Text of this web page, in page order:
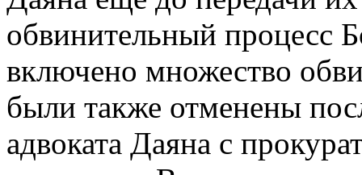
обвинительный процесс
включено множество
были также отменены
адвоката Даяна с